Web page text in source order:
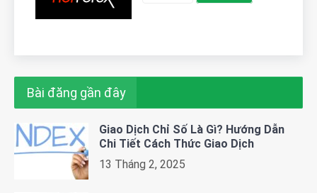
Bài đăng gần đây
Giao Dịch Chỉ Số Là Gì? Hướng Dẫn
Chi Tiết Cách Thức Giao Dịch
13 Tháng 2, 2025